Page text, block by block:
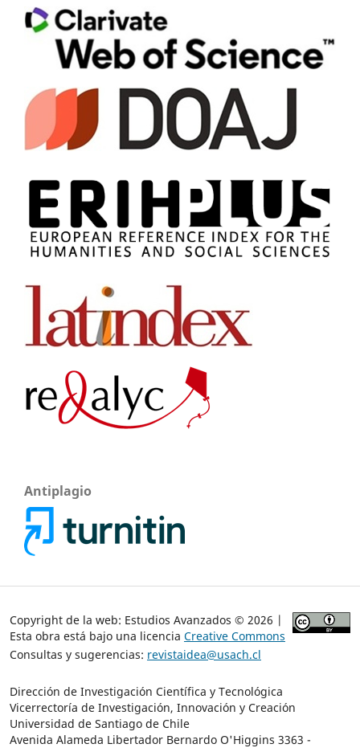
Antiplagio
Copyright de la web: Estudios Avanzados © 2026 |
Esta obra está bajo una licencia Creative Commons
Consultas y sugerencias: revistaidea@usach.cl
Dirección de Investigación Científica y Tecnológica
Vicerrectoría de Investigación, Innovación y Creación
Universidad de Santiago de Chile
Avenida Alameda Libertador Bernardo O'Higgins 3363 -